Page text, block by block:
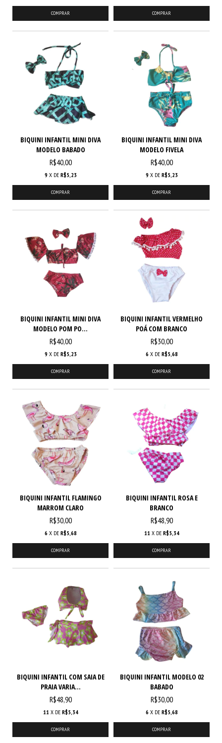
COMPRAR COMPRAR
BIQUINI INFANTIL MINI DIVA
MODELO BABADO
R$40,00
9 X DE R$5,23
COMPRAR
BIQUINI INFANTIL MINI DIVA
MODELO FIVELA
R$40,00
9 X DE R$5,23
COMPRAR
BIQUINI INFANTIL MINI DIVA
MODELO POM PO...
R$40,00
9 X DE R$5,23
COMPRAR
BIQUINI INFANTIL VERMELHO
POÁ COM BRANCO
R$30,00
6 X DE R$5,68
COMPRAR
BIQUINI INFANTIL FLAMINGO
MARROM CLARO
R$30,00
6 X DE R$5,68
COMPRAR
BIQUINI INFANTIL ROSA E
BRANCO
R$48,90
11 X DE R$5,34
COMPRAR
BIQUINI INFANTIL COM SAIA DE
PRAIA VARIA...
R$48,90
11 X DE R$5,34
COMPRAR
BIQUINI INFANTIL MODELO 02
BABADO
R$30,00
6 X DE R$5,68
COMPRAR